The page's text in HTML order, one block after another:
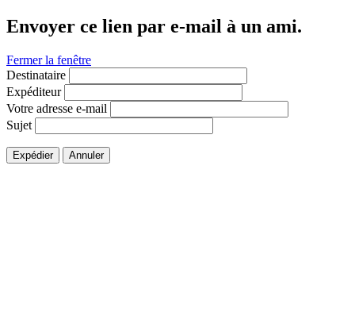
Envoyer ce lien par e-mail à un ami.
Fermer la fenêtre
Destinataire
Expéditeur
Votre adresse e-mail
Sujet
Expédier Annuler